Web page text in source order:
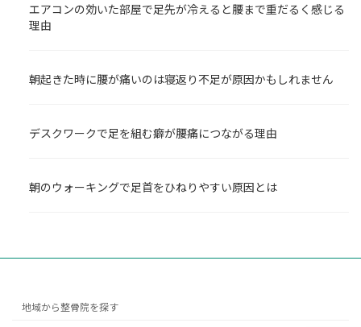
エアコンの効いた部屋で足先が冷えると腰まで重だるく感じる
理由
朝起きた時に腰が痛いのは寝返り不足が原因かもしれません
デスクワークで足を組む癖が腰痛につながる理由
朝のウォーキングで足首をひねりやすい原因とは
地域から整骨院を探す